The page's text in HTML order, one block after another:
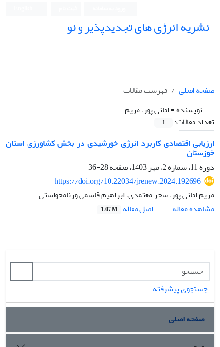
نشریه انرژی های تجدیدپذیر و نو
صفحه اصلی
فهرست مقالات
نویسنده =امانی پور، مریم
تعداد مقالات:
1
ارزیابی اقتصادی کاربرد انرژی خورشیدی در بخش کشاورزی استان
خوزستان
دوره 11، شماره 2، مهر 1403، صفحه
28-36
https://doi.org/10.22034/jrenew.2024.192696
مریم امانی پور، سحر معتمدی، ابراهیم قاسمی ورنامخواستی
مشاهده مقاله
اصل مقاله 1.07 M
جستجوی پیشرفته
صفحه اصلی